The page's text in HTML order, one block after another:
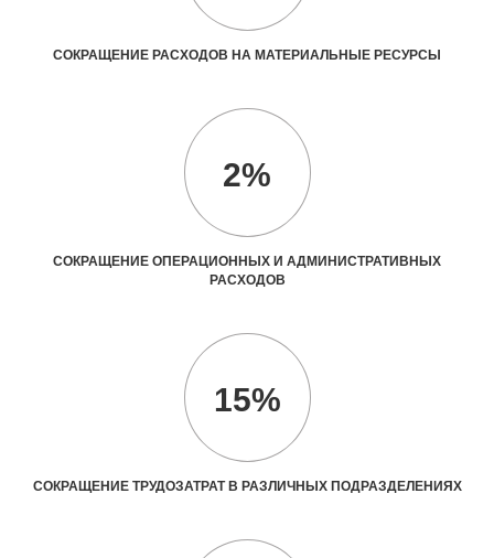
СОКРАЩЕНИЕ РАСХОДОВ НА МАТЕРИАЛЬНЫЕ РЕСУРСЫ
2%
СОКРАЩЕНИЕ ОПЕРАЦИОННЫХ И АДМИНИСТРАТИВНЫХ
РАСХОДОВ
15%
СОКРАЩЕНИЕ ТРУДОЗАТРАТ В РАЗЛИЧНЫХ ПОДРАЗДЕЛЕНИЯХ